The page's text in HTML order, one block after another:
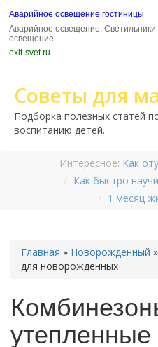
Аварийное освещение гостиницы
Аварийное освещение. Светильники
освещение
exit-svet.ru
Советы для
Подборка полезных статей
воспитанию детей.
Интересное: Как
Как быстро
1 месяц
Главная » Новорожденный »
для новорожденных
утепленные